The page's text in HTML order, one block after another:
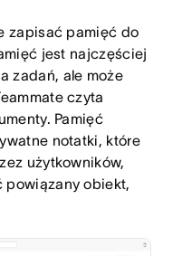
zapisać pamięć do
jest najczęściej
zadań, ale może
czyta
Pamięć
notatki, które
użytkowników,
powiązany obiekt,